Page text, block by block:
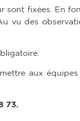
sont fixées. En
vu des
aux
73.